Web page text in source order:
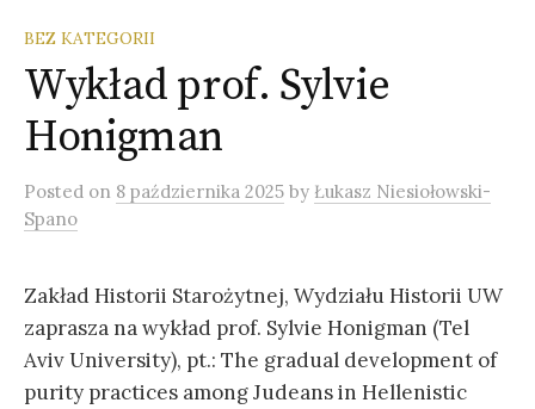
BEZ KATEGORII
Wykład prof. Sylvie
Honigman
Posted on 8 października 2025 by Łukasz Niesiołowski-
Spano
Zakład Historii Starożytnej, Wydziału Historii UW
zaprasza na wykład prof. Sylvie Honigman (Tel
Aviv University), pt.: The gradual development of
purity practices among Judeans in Hellenistic